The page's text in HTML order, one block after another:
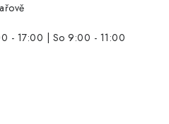
- 17:00 | So 9:00 - 11:00